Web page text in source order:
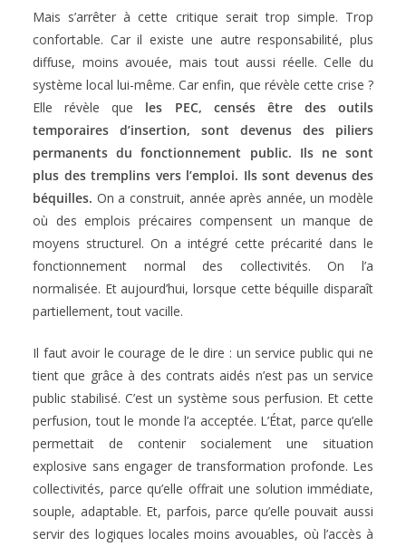
Mais s’arrêter à cette critique serait trop simple. Trop
confortable. Car il existe une autre responsabilité, plus
diffuse, moins avouée, mais tout aussi réelle. Celle du
système local lui-même. Car enfin, que révèle cette crise ?
Elle révèle que les PEC, censés être des outils
temporaires d’insertion, sont devenus des piliers
permanents du fonctionnement public. Ils ne sont
plus des tremplins vers l’emploi. Ils sont devenus des
béquilles. On a construit, année après année, un modèle
où des emplois précaires compensent un manque de
moyens structurel. On a intégré cette précarité dans le
fonctionnement normal des collectivités. On l’a
normalisée. Et aujourd’hui, lorsque cette béquille disparaît
partiellement, tout vacille.
Il faut avoir le courage de le dire : un service public qui ne
tient que grâce à des contrats aidés n’est pas un service
public stabilisé. C’est un système sous perfusion. Et cette
perfusion, tout le monde l’a acceptée. L’État, parce qu’elle
permettait de contenir socialement une situation
explosive sans engager de transformation profonde. Les
collectivités, parce qu’elle offrait une solution immédiate,
souple, adaptable. Et, parfois, parce qu’elle pouvait aussi
servir des logiques locales moins avouables, où l’accès à